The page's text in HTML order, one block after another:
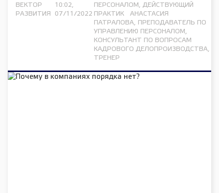
ВЕКТОР
РАЗВИТИЯ
10:02,
07/11/2022
ПЕРСОНАЛОМ, ДЕЙСТВУЮЩИЙ
ПРАКТИК АНАСТАСИЯ
ПАТРАЛОВА, ПРЕПОДАВАТЕЛЬ ПО
УПРАВЛЕНИЮ ПЕРСОНАЛОМ,
КОНСУЛЬТАНТ ПО ВОПРОСАМ
КАДРОВОГО ДЕЛОПРОИЗВОДСТВА,
ТРЕНЕР